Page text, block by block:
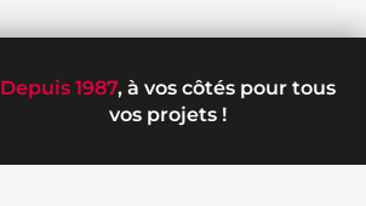
Depuis 1987, à vos côtés pour tous
vos projets !